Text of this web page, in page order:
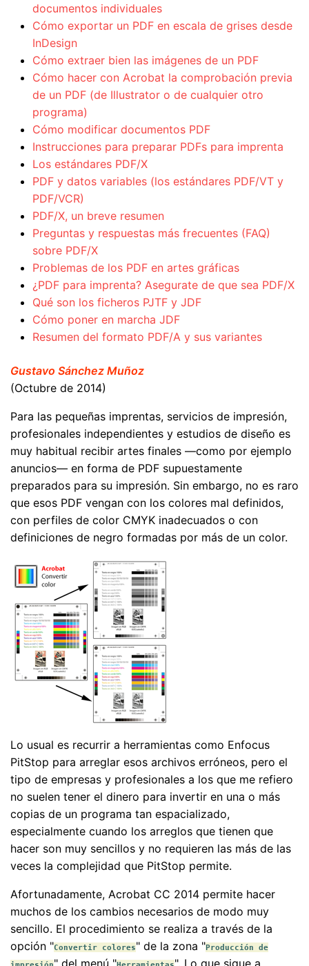
documentos individuales
Cómo exportar un PDF en escala de grises desde
InDesign
Cómo extraer bien las imágenes de un PDF
Cómo hacer con Acrobat la comprobación previa
de un PDF (de Illustrator o de cualquier otro
programa)
Cómo modificar documentos PDF
Instrucciones para preparar PDFs para imprenta
Los estándares PDF/X
PDF y datos variables (los estándares PDF/VT y
PDF/VCR)
PDF/X, un breve resumen
Preguntas y respuestas más frecuentes (FAQ)
sobre PDF/X
Problemas de los PDF en artes gráficas
¿PDF para imprenta? Asegurate de que sea PDF/X
Qué son los ficheros PJTF y JDF
Cómo poner en marcha JDF
Resumen del formato PDF/A y sus variantes
Gustavo Sánchez Muñoz
(Octubre de 2014)
Para las pequeñas imprentas, servicios de impresión,
profesionales independientes y estudios de diseño es
muy habitual recibir artes finales —como por ejemplo
anuncios— en forma de PDF supuestamente
preparados para su impresión. Sin embargo, no es raro
que esos PDF vengan con los colores mal definidos,
con perfiles de color CMYK inadecuados o con
definiciones de negro formadas por más de un color.
Lo usual es recurrir a herramientas como Enfocus
PitStop para arreglar esos archivos erróneos, pero el
tipo de empresas y profesionales a los que me refiero
no suelen tener el dinero para invertir en una o más
copias de un programa tan espacializado,
especialmente cuando los arreglos que tienen que
hacer son muy sencillos y no requieren las más de las
veces la complejidad que PitStop permite.
Afortunadamente, Acrobat CC 2014 permite hacer
muchos de los cambios necesarios de modo muy
sencillo. El procedimiento se realiza a través de la
opción "Convertir colores" de la zona "Producción de